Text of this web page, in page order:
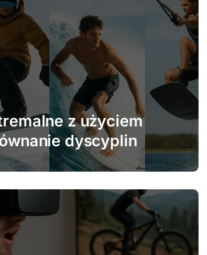
z użyciem
dyscyplin